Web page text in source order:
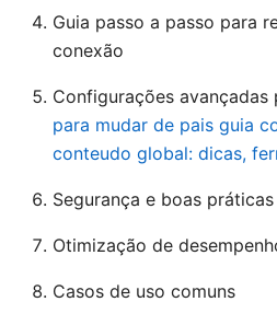
Guia passo a passo para
conexão
Configurações avançadas
para mudar de pais guia
conteudo global: dicas,
Segurança e boas práticas
Otimização de
Casos de uso comuns